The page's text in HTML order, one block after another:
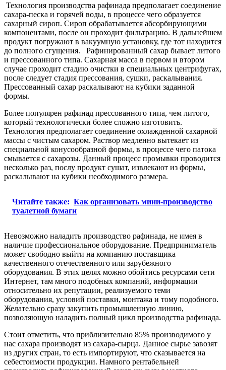
Технология производства рафинада предполагает соединение
сахара-песка и горячей воды, в процессе чего образуется
сахарный сироп. Сироп обрабатывается абсорбирующими
компонентами, после он проходит фильтрацию. В дальнейшем
продукт погружают в вакуумную установку, где тот находится
до полного сгущения. Рафинированный сахар бывает литого
и прессованного типа. Сахарная масса в первом и втором
случае проходит стадию очистки в специальных центрифугах,
после следует стадия прессования, сушки, раскалывания.
Прессованный сахар раскалывают на кубики заданной
формы.
Более популярен рафинад прессованного типа, чем литого,
который технологически более сложно изготовить.
Технология предполагает соединение охлажденной сахарной
массы с чистым сахаром. Раствор медленно вытекает из
специальной конусообразной формы, в процессе чего патока
смывается с сахарозы. Данный процесс промывки проводится
несколько раз, послу продукт сушат, извлекают из формы,
раскалывают на кубики необходимого размера.
Читайте также: Как организовать мини-производство
туалетной бумаги
Невозможно наладить производство рафинада, не имея в
наличие профессиональное оборудование. Предприниматель
может свободно выйти на компанию поставщика
качественного отечественного или зарубежного
оборудования. В этих целях можно обойтись ресурсами сети
Интернет, там много подобных компаний, информации
относительно их репутации, реализуемого теми
оборудования, условий поставки, монтажа и тому подобного.
Желательно сразу закупить промышленную линию,
позволяющую наладить полный цикл производства рафинада.
Стоит отметить, что приблизительно 85% производимого у
нас сахара производят из сахара-сырца. Данное сырье завозят
из других стран, то есть импортируют, что сказывается на
себестоимости продукции. Намного рентабельней